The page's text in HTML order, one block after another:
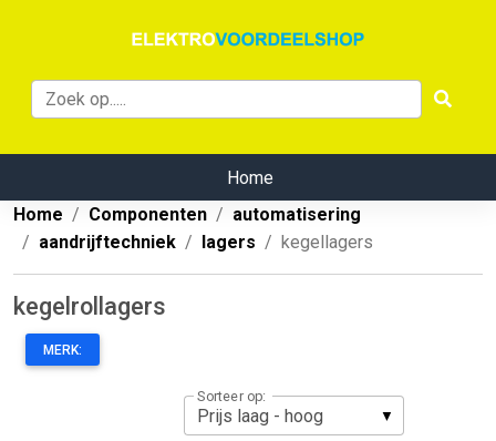
Home
Home
Componenten
automatisering
aandrijftechniek
lagers kegellagers
kegelrollagers
MERK:
Sorteer op: